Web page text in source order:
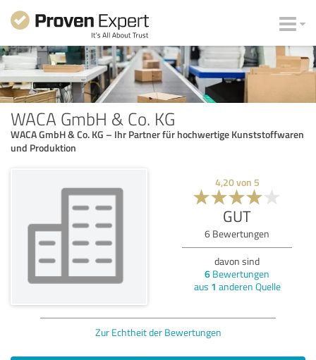
WACA GmbH & Co. KG
WACA GmbH & Co. KG – Ihr Partner für hochwertige Kunststoffwaren
und Produktion
4,20von 5
GUT
6 Bewertungen
davon sind
6 Bewertungen
aus 1 anderen Quelle
Zur Echtheit der Bewertungen